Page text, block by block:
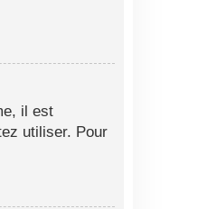
il est
utiliser. Pour